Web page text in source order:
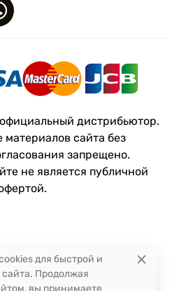
в продольном
14,7 МПа
16,5 МПа
при разрыве в
не менее: 600%
не менее: 600%
м2
плотности: ± 5%
от УФ: 3 месяца
по ГОСТ 30244-94: Г4
дистрибьютор.
материалов сайта без
запрещено.
не является публичной
для быстрой и
Продолжая
вы принимаете